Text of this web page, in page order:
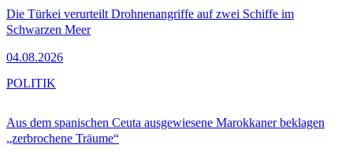
Die Türkei verurteilt Drohnenangriffe auf zwei Schiffe im
Schwarzen Meer
04.08.2026
Aus dem spanischen Ceuta ausgewiesene Marokkaner beklagen
„zerbrochene Träume“
POLITIK